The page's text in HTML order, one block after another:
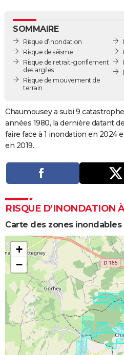
GUIDES D'ACHAT
BONS PLANS
CARTE DE VOEUX
Carte de Noël
Carte Bonne année
Carte Saint-Valentin
Carte Pâques
Carte d'anniversaire
Dictionnaire
Biographies
Citations
Expressions
Proverbes
PROGRAMME TV
COPAINS D'AVANT
Bricolage
Lifestyle
Culture
Sport
Auto
Television
Voyage
Cinema
SOMMAIRE
Risque d’inondation
Risque de séisme
Risque de retrait-gonflement
des argiles
Risque de mouvement de
terrain
Chaumousey a subi 9
années 1980, la dernière datant
faire face à 1 inondation en 2024
en 2019.
RISQUE D’INONDATION
Carte des zones inondables
+
−